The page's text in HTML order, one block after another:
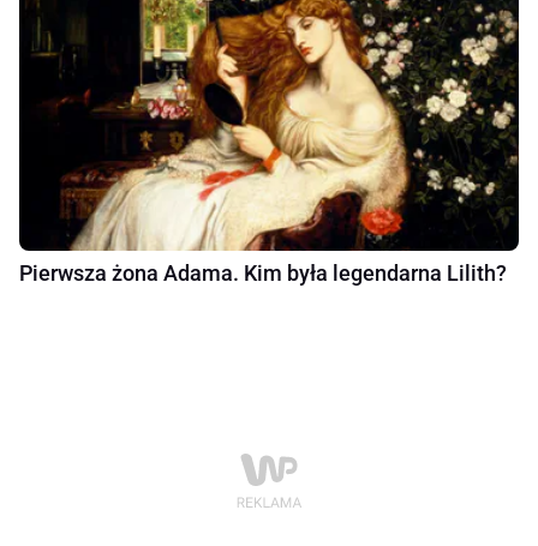
Pierwsza żona Adama. Kim była legendarna Lilith?